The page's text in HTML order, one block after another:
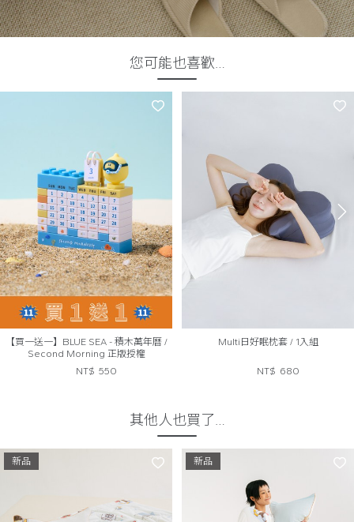
您可能也喜歡…
【買一送一】BLUE SEA - 積木萬年曆 /
Second Morning 正版授權
NT$ 550
Multi日好眠枕套 / 1入組
NT$ 680
其他人也買了…
新品 新品